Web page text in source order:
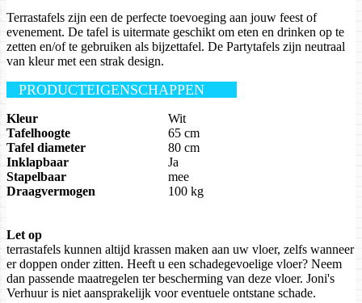
Terrastafels zijn een de perfecte toevoeging aan jouw feest of
evenement. De tafel is uitermate geschikt om eten en drinken op te
zetten en/of te gebruiken als bijzettafel. De Partytafels zijn neutraal
van kleur met een strak design.
PRODUCTEIGENSCHAPPEN
Kleur
Wit
Tafelhoogte
65 cm
Tafel diameter
80 cm
Inklapbaar
Ja
Stapelbaar
mee
Draagvermogen
100 kg
Let op
terrastafels kunnen altijd krassen maken aan uw vloer, zelfs wanneer
er doppen onder zitten. Heeft u een schadegevoelige vloer? Neem
dan passende maatregelen ter bescherming van deze vloer. Joni's
Verhuur is niet aansprakelijk voor eventuele ontstane schade.